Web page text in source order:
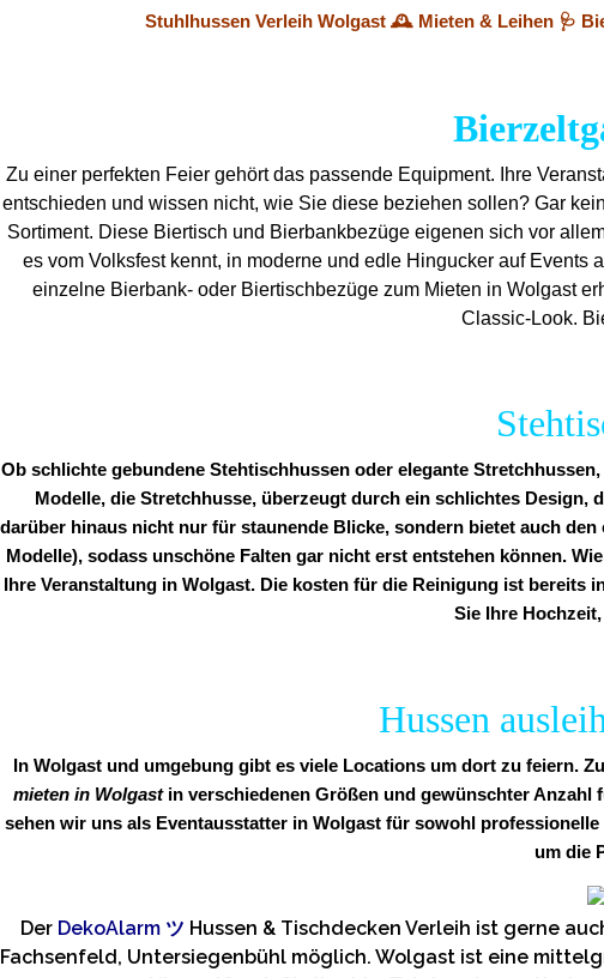
Stuhlhussen Verleih Wolgast 🕰️ Mieten & Leihen 🩺
Zu einer perfekten Feier gehört das passende Equipment.
Ihre
entschieden und wissen nicht, wie Sie diese beziehen sollen? Gar
Sortiment. Diese Biertisch und Bierbankbezüge eigenen sich vor
es vom Volksfest kennt, in moderne und edle Hingucker auf
einzelne Bierbank- oder Biertischbezüge zum Mieten in Wolgast
Classic-Look.
Ob schlichte gebundene Stehtischhussen oder elegante
Modelle, die Stretchhusse, überzeugt durch ein schlichtes
darüber hinaus nicht nur für staunende Blicke, sondern bietet auch
Modelle), sodass unschöne Falten gar nicht erst entstehen können.
Ihre Veranstaltung in Wolgast. Die kosten für die Reinigung ist
Sie Ihre
Hussen
In Wolgast und umgebung gibt es viele Locations um dort zu feiern.
mieten in Wolgastin verschiedenen Größen und gewünschter Anzahl
sehen wir uns als Eventausstatter in Wolgast für sowohl
um die
Der DekoAlarm ツ Hussen & Tischdecken Verleih ist gerne
Fachsenfeld, Untersiegenbühl möglich. Wolgast ist eine